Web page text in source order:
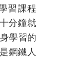
習課程
分鐘就
學習的
鋼鐵人